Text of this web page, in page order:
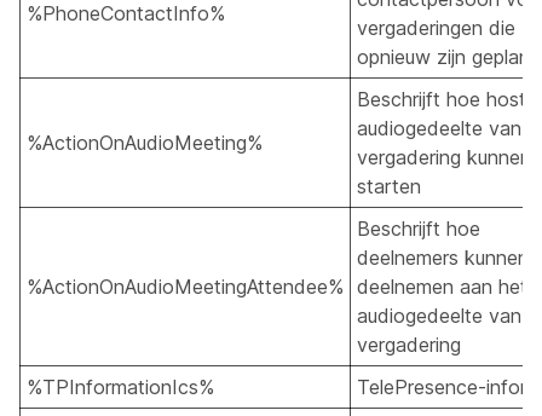
%PhoneContactInfo%
vergaderingen die
opnieuw zijn gepland
%ActionOnAudioMeeting%
Beschrijft hoe hosts
audiogedeelte van
vergadering kunnen
starten
%ActionOnAudioMeetingAttendee%
Beschrijft hoe
deelnemers kunnen
deelnemen aan het
audiogedeelte van
vergadering
%TPInformationIcs%
TelePresence-